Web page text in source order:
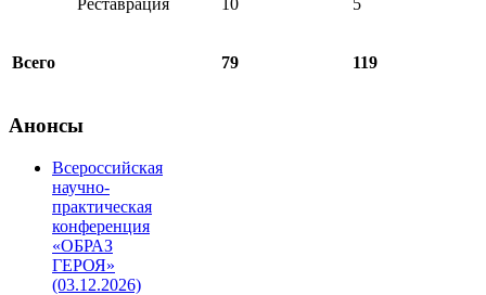
Реставрация 10 5
Всего 79 119
Анонсы
Всероссийская
научно-
практическая
конференция
«ОБРАЗ
ГЕРОЯ»
(03.12.2026)